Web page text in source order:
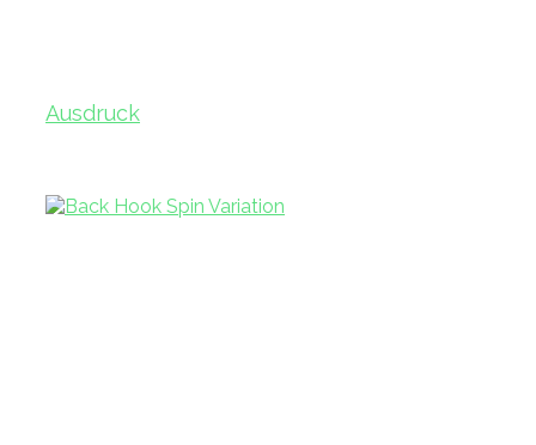
Ausdruck